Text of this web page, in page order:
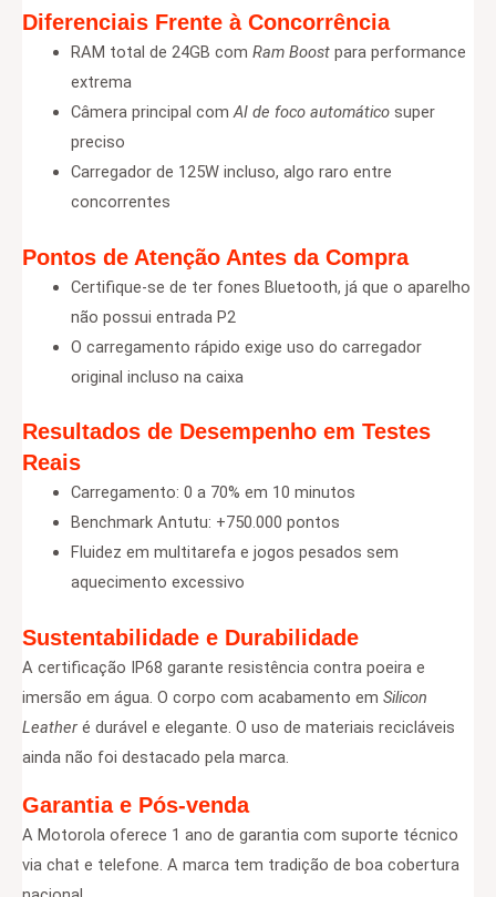
Diferenciais Frente à Concorrência
RAM total de 24GB com Ram Boostpara performance
extrema
Câmera principal comAI de foco automáticosuper
preciso
Carregador de 125W incluso, algo raro entre
concorrentes
Pontos de Atenção Antes da Compra
Certifique-se de ter fones Bluetooth, já que o aparelho
não possui entrada P2
O carregamento rápido exige uso do carregador
original incluso na caixa
Resultados de Desempenho em Testes
Reais
Carregamento: 0 a 70% em 10 minutos
Benchmark Antutu: +750.000 pontos
Fluidez em multitarefa e jogos pesados sem
aquecimento excessivo
Sustentabilidade e Durabilidade
A certificação IP68 garante resistência contra poeira e
imersão em água. O corpo com acabamento em Silicon
Leather é durável e elegante. O uso de materiais recicláveis
ainda não foi destacado pela marca.
Garantia e Pós-venda
A Motorola oferece 1 ano de garantia com suporte técnico
via chat e telefone. A marca tem tradição de boa cobertura